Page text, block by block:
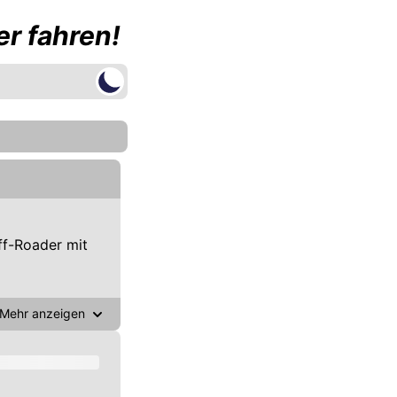
fahren!
Roader mit
Mehr anzeigen